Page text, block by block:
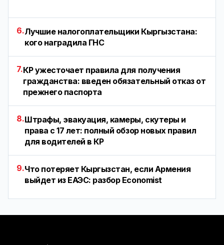
6.Лучшие налогоплательщики Кыргызстана:
кого наградила ГНС
7.КР ужесточает правила для получения
гражданства: введен обязательный отказ от
прежнего паспорта
8.Штрафы, эвакуация, камеры, скутеры и
права с 17 лет: полный обзор новых правил
для водителей в КР
9.Что потеряет Кыргызстан, если Армения
выйдет из ЕАЭС: разбор Economist